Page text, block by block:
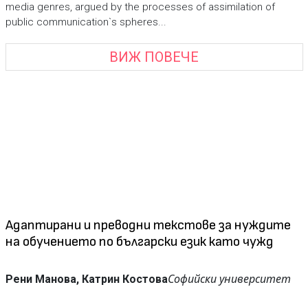
media genres, argued by the processes of assimilation of
public communication`s spheres...
ВИЖ ПОВЕЧЕ
Адаптирани и преводни текстове за нуждите
на обучението по български език като чужд
Рени Манова, Катрин КостоваСофийски университет